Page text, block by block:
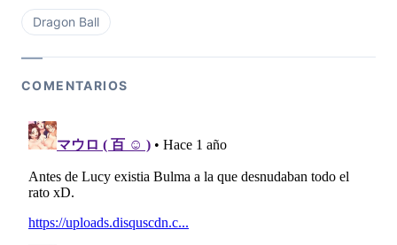
Dragon Ball
COMENTARIOS